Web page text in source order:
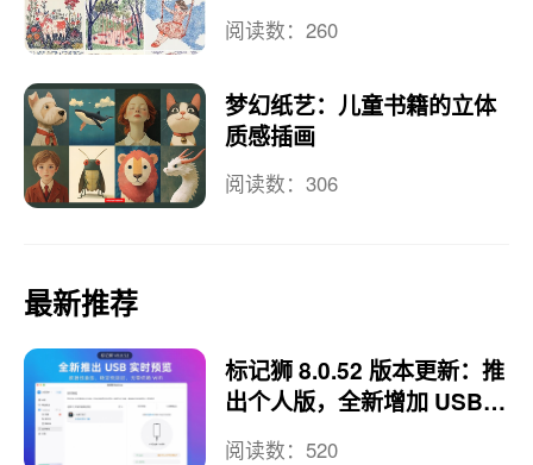
阅读数：260
梦幻纸艺：儿童书籍的立体
质感插画
阅读数：306
最新推荐
标记狮 8.0.52 版本更新：推
出个人版，全新增加 USB
实时预览
阅读数：520